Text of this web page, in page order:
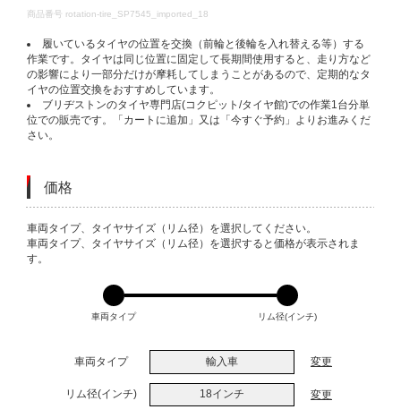
DETAILS
商品番号 rotation-tire_SP7545_imported_18
履いているタイヤの位置を交換（前輪と後輪を入れ替える等）する
作業です。タイヤは同じ位置に固定して長期間使用すると、走り方など
の影響により一部分だけが摩耗してしまうことがあるので、定期的なタ
イヤの位置交換をおすすめしています。
ブリヂストンのタイヤ専門店(コクピット/タイヤ館)での作業1台分単
位での販売です。「カートに追加」又は「今すぐ予約」よりお進みくだ
さい。
価格
VARIATIONS
車両タイプ、タイヤサイズ（リム径）を選択してください。
車両タイプ、タイヤサイズ（リム径）を選択すると価格が表示されま
す。
車両タイプ リム径(インチ)
車両タイプ 輸入車 変更
リム径(インチ) 18インチ 変更